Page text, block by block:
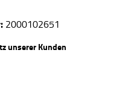
2000102651
unserer Kunden